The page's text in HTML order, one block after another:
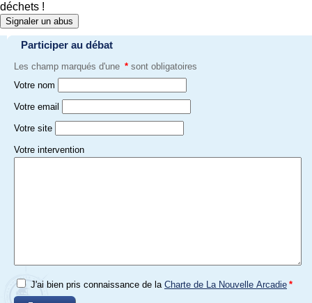
déchets !
Signaler un abus
Participer au débat
Les champ marqués d'une * sont obligatoires
Votre nom
Votre email
Votre site
Votre intervention
J'ai bien pris connaissance de la Charte de La Nouvelle Arcadie *